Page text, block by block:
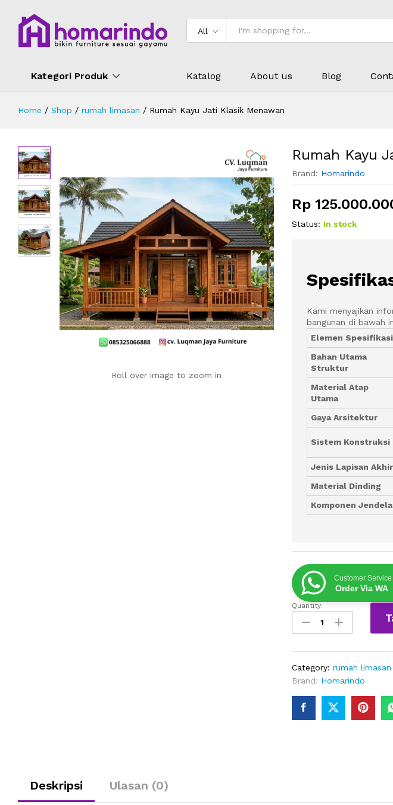
All
Kategori Produk Katalog About us Blog
Home / Shop / rumah limasan / Rumah Kayu Jati Klasik Menawan
Roll over image to zoom in
Rumah Kayu
Brand: Homarindo
Rp
Status: In stock
Kami menyajikan
bangunan di bawah
Elemen Spesifikasi
Bahan Utama
Struktur
Material Atap
Utama
Gaya Arsitektur
Sistem Konstruksi
Jenis Lapisan Akhir
Material Dinding
Komponen Jendela
Customer Service
Order Via WA
Rumah
Kayu
Jati
quantity
Quantity:
Category: rumah limasan
Brand: Homarindo
Deskripsi Ulasan (0)